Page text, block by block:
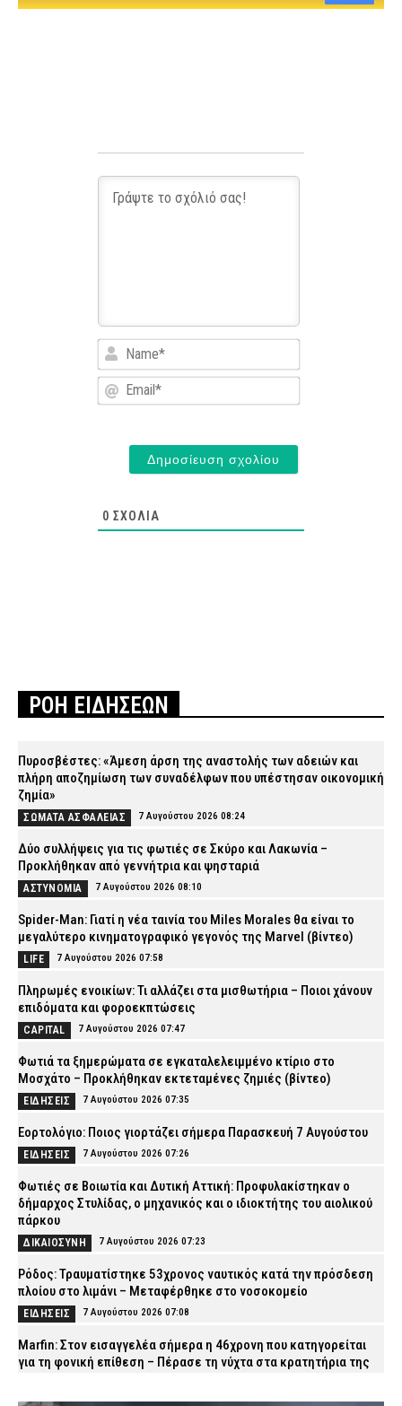
Name*
Email*
0 ΣΧΌΛΙΑ
ΡΟΗ ΕΙΔΗΣΕΩΝ
Πυροσβέστες: «Άμεση άρση της αναστολής των αδειών και
πλήρη αποζημίωση των συναδέλφων που υπέστησαν οικονομική
ζημία»
ΣΩΜΑΤΑ ΑΣΦΑΛΕΙΑΣ 7 Αυγούστου 2026 08:24
Δύο συλλήψεις για τις φωτιές σε Σκύρο και Λακωνία –
Προκλήθηκαν από γεννήτρια και ψησταριά
ΑΣΤΥΝΟΜΙΑ 7 Αυγούστου 2026 08:10
Spider-Man: Γιατί η νέα ταινία του Miles Morales θα είναι το
μεγαλύτερο κινηματογραφικό γεγονός της Marvel (βίντεο)
LIFE 7 Αυγούστου 2026 07:58
Πληρωμές ενοικίων: Τι αλλάζει στα μισθωτήρια – Ποιοι χάνουν
επιδόματα και φοροεκπτώσεις
CAPITAL 7 Αυγούστου 2026 07:47
Φωτιά τα ξημερώματα σε εγκαταλελειμμένο κτίριο στο
Μοσχάτο – Προκλήθηκαν εκτεταμένες ζημιές (βίντεο)
ΕΙΔΗΣΕΙΣ 7 Αυγούστου 2026 07:35
Εορτολόγιο: Ποιος γιορτάζει σήμερα Παρασκευή 7 Αυγούστου
ΕΙΔΗΣΕΙΣ 7 Αυγούστου 2026 07:26
Φωτιές σε Βοιωτία και Δυτική Αττική: Προφυλακίστηκαν ο
δήμαρχος Στυλίδας, ο μηχανικός και ο ιδιοκτήτης του αιολικού
πάρκου
ΔΙΚΑΙΟΣΥΝΗ 7 Αυγούστου 2026 07:23
Ρόδος: Τραυματίστηκε 53χρονος ναυτικός κατά την πρόσδεση
πλοίου στο λιμάνι – Μεταφέρθηκε στο νοσοκομείο
ΕΙΔΗΣΕΙΣ 7 Αυγούστου 2026 07:08
Marfin: Στον εισαγγελέα σήμερα η 46χρονη που κατηγορείται
για τη φονική επίθεση – Πέρασε τη νύχτα στα κρατητήρια της
ΔΙΚΑΙΟΣΥΝΗ 7 Αυγούστου 2026 07:01